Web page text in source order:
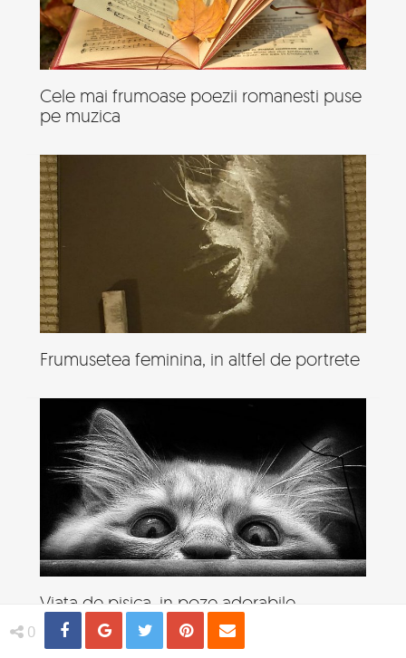
0 Share Distribuie
Tweet Pin
Cele mai frumoase poezii romanesti puse
pe muzica
Frumusetea feminina, in altfel de portrete
Viata de pisica, in poze adorabile